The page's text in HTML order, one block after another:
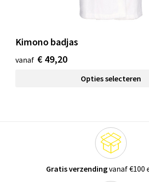
Kimono badjas
vanaf € 49,20
Opties selecteren
Gratis verzendingvanaf €100